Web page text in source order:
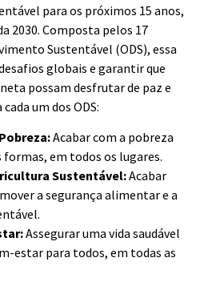
para os próximos 15 anos,
2030. Composta pelos 17
Sustentável (ODS), essa
globais e garantir que
possam desfrutar de paz e
um dos ODS:
Acabar com a pobreza
formas, em todos os lugares.
Sustentável:Acabar
a segurança alimentar e a
Assegurar uma vida saudável
estar para todos, em todas as